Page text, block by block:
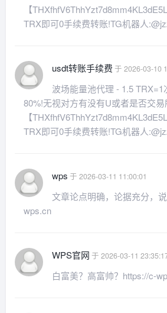
【
TRX即可0手续费转账!TG机器人
usdt转账手续费 于 2026-03-10
波场能量池代理 - 1.5
80%!无视对方有没有U或者是否交
【
TRX即可0手续费转账!TG机器人
wps 于 2026-03-11 11:00:01
文章论点明确，论据充分，
wps.cn
WPS官网 于 2026-03-11
白富美？高富帅？https://c-